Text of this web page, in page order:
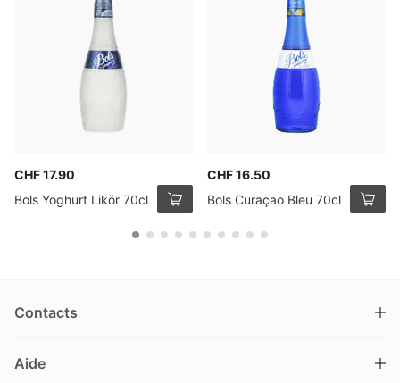
CHF 17.90
Bols Yoghurt Likör 70cl
CHF 16.50
Bols Curaçao Bleu 70cl
Contacts
Nüschelerstrasse 35
Aide